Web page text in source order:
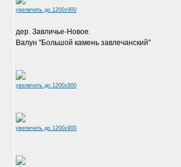
увеличить до 1200x900
дер. Завличье-Новое.
Валун "Большой камень завлечанский"
увеличить до 1200x900
увеличить до 1200x900